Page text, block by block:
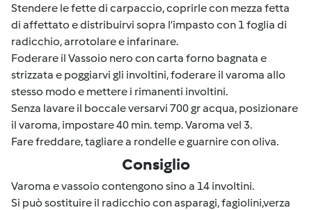
Stendere le fette di carpaccio, coprirle con mezza fetta
di affettato e distribuirvi sopra l’impasto con 1 foglia di
radicchio, arrotolare e infarinare.
Foderare il Vassoio nero con carta forno bagnata e
strizzata e poggiarvi gli involtini, foderare il varoma allo
stesso modo e mettere i rimanenti involtini.
Senza lavare il boccale versarvi 700 gr acqua, posizionare
il varoma, impostare 40 min. temp. Varoma vel 3.
Fare freddare, tagliare a rondelle e guarnire con oliva.
Consiglio
Varoma e vassoio contengono sino a 14 involtini.
Si può sostituire il radicchio con asparagi, fagiolini,verza